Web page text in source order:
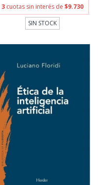
3 cuotas sin interés de $9.730
SIN STOCK